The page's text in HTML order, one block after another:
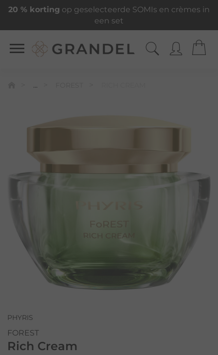
20 % korting op geselecteerde SOMIs en crèmes in
een set
...
PHYRIS
FOREST
Rich Cream